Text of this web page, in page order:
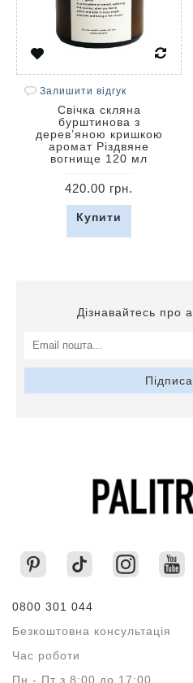
Залишити відгук
Свічка скляна
бурштинова з
дерев’яною кришкою
аромат Різдвяне
вогнище 120 мл
420.00 грн.
Купити
Дізнавайтесь про
0800 301 044
Безкоштовна консультація
Час роботи
Пн - Пт з 8:00 до 17:00